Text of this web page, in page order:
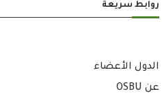
روابط سريعة
الدول الأعضاء
عن OSBU